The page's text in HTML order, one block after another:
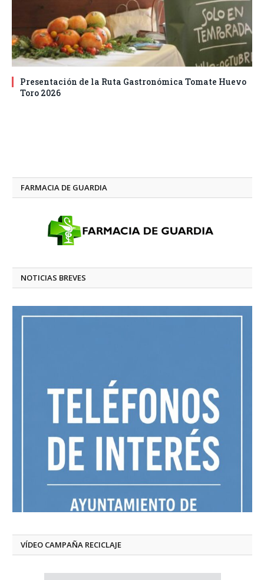
Presentación de la Ruta Gastronómica Tomate Huevo
Toro 2026
FARMACIA DE GUARDIA
NOTICIAS BREVES
VÍDEO CAMPAÑA RECICLAJE